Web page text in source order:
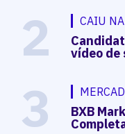
2 CAIU
vídeo de
3 BXB